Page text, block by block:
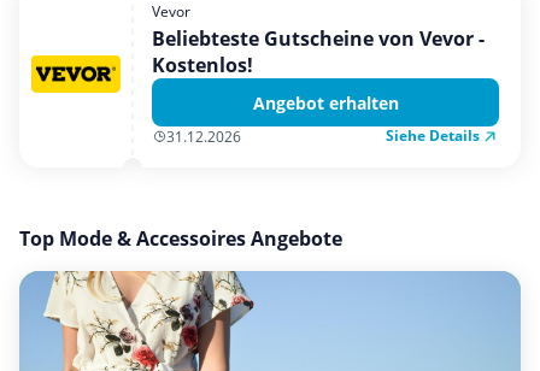
Vevor
Beliebteste Gutscheine von Vevor -
Kostenlos!
Angebot erhalten
31.12.2026 Siehe Details
Top Mode & Accessoires Angebote